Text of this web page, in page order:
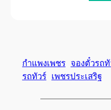
กำแพงเพชร จองตั๋วรถ
รถทัวร์ เพชรประเสริฐ